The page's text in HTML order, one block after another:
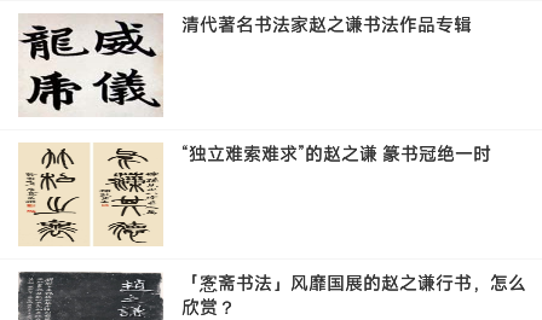
清代著名书法家赵之谦书法作品专辑
“独立难索难求”的赵之谦 篆书冠绝一时
「愙斋书法」风靡国展的赵之谦行书，怎么
欣赏？